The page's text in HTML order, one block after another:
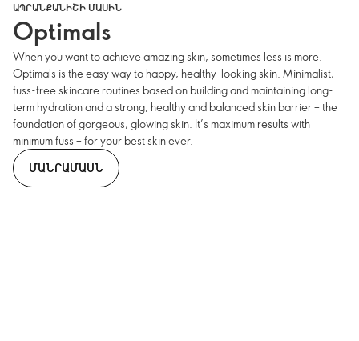
ԱՊՐԱՆՔԱՆԻՇԻ ՄԱՍԻՆ
Optimals
When you want to achieve amazing skin, sometimes less is more.
Optimals is the easy way to happy, healthy-looking skin. Minimalist,
fuss-free skincare routines based on building and maintaining long-
term hydration and a strong, healthy and balanced skin barrier – the
foundation of gorgeous, glowing skin. It’s maximum results with
minimum fuss – for your best skin ever.
ՄԱՆՐԱՄԱՍՆ